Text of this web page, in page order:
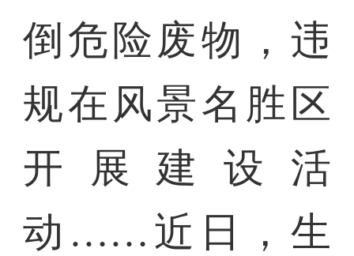
倒危险废物，违
规在风景名胜区
开展建设活
动……近日，生